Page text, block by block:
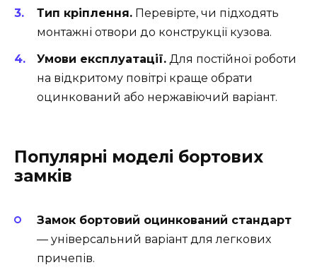
Тип кріплення. Перевірте, чи підходять
монтажні отвори до конструкції кузова.
Умови експлуатації. Для постійної роботи
на відкритому повітрі краще обрати
оцинкований або нержавіючий варіант.
Популярні моделі бортових
замків
Замок бортовий оцинкований стандарт
— універсальний варіант для легкових
причепів.